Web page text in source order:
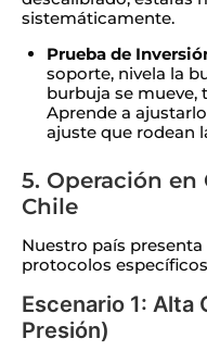
sistemáticamente.
Prueba de
soporte, nivela la
burbuja se mueve,
Aprende a
ajuste que rodean
5. Operación en
Chile
Nuestro país
protocolos
Escenario 1: Alta
Presión)